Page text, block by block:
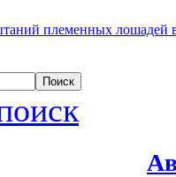
племенных лошадей